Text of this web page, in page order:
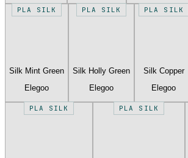
PLA SILK
Silk Mint Green
Elegoo
PLA SILK
Silk Holly Green
Elegoo
PLA SILK
Silk Copper
Elegoo
PLA SILK PLA SILK